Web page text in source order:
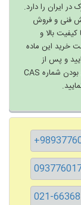
ایران را دارد.
فنی و فروش
بالا و
خرید این ماده
و پس از
دریافت پیش فاکتور و اطمینان حاصل کردن از صحیح بودن شماره CAS
021-